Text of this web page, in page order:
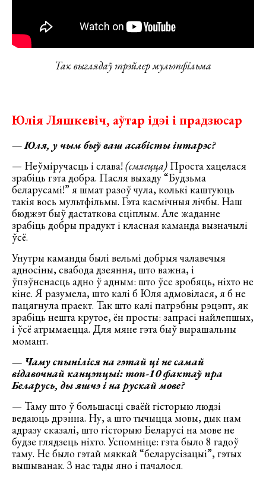
Так выглядаў трэйлер мультфільма
Юлія Ляшкевіч, аўтар ідэі і прадзюсар
— Юля, у чым быў ваш асабісты інтарэс?
— Неўміручасць і слава!(смяецца) Проста хацелася
зрабіць гэта добра. Пасля выхаду “Будзьма
беларусамі!” я шмат разоў чула, колькі каштуюць
такія вось мультфільмы. Гэта касмічныя лічбы. Наш
бюджэт быў дастаткова сціплым. Але жаданне
зрабіць добры прадукт і класная каманда вызначылі
ўсё.
Унутры каманды былі вельмі добрыя чалавечыя
адносіны, свабода дзеяння, што важна, і
ўпэўненасць адно ў адным: што ўсе зробяць, ніхто не
кіне. Я разумела, што калі б Юля адмовілася, я б не
пацягнула праект. Так што калі патрэбны рэцэпт, як
зрабіць нешта крутое, ён просты: запрасі найлепшых,
і ўсё атрымаецца. Для мяне гэта быў вырашальны
момант.
— Чаму спыніліся на гэтай ці не самай
відавочнай канцэпцыі: топ-10 фактаў пра
Беларусь, ды яшчэ і на рускай мове?
— Таму што ў большасці сваёй гісторыю людзі
ведаюць дрэнна. Ну, а што тычыцца мовы, дык нам
адразу сказалі, што гісторыю Беларусі на мове не
будзе глядзець ніхто. Успомніце: гэта было 8 гадоў
таму. Не было гэтай мяккай “беларусізацыі”, гэтых
вышыванак. З нас тады яно і пачалося.